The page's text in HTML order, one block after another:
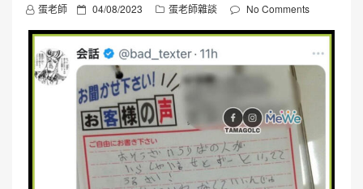
蛋老師
P
o
s
t
e
d
o
n
04/08/2023 蛋老師雜談 No Comments